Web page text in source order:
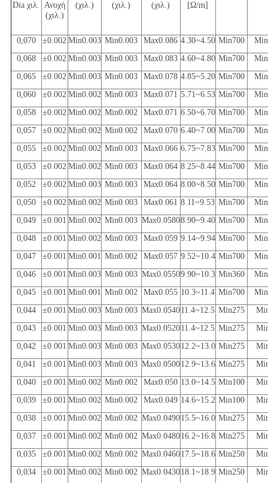
Dia χιλ. Ανοχή
(χιλ.)
(χιλ.) (χιλ.) (χιλ.) [Ω/m]
0,070 ±0.002 Min0.003 Min0.003 Max0.086 4.30~4.50 Min700
0,068
±0.002 Min0.003 Min0.003 Max0.083 4.60~4.80 Min700
0,065
±0.002 Min0.003 Min0.003 Max0.078 4.85~5.20 Min700
0,060
±0.002 Min0.002 Min0.003 Max0.071 5.71~6.53 Min700
0,058
±0.002 Min0.002 Min0.002 Max0.071 6.50~6.70 Min700
0,057
±0.002 Min0.002 Min0.002 Max0.070 6.40~7.00 Min700
0,055
±0.002 Min0.002 Min0.003 Max0.066 6.75~7.83 Min700
0,053
±0.002 Min0.002 Min0.003 Max0.064 8.25~8.44 Min700
0,052
±0.002 Min0.003 Min0.003 Max0.064 8.00~8.50 Min700
0,050
±0.002 Min0.002 Min0.003 Max0.061 8.11~9.53 Min700
0,049
±0.001 Min0.002 Min0.003 Max0.05808.90~9.40 Min700
0,048
±0.001 Min0.002 Min0.003 Max0.059 9.14~9.94 Min700
0,047
±0.001 Min0.001 Min0.002 Max0.057 9.52~10.4 Min700
0,046
±0.001 Min0.003 Min0.003 Max0.05509.90~10.3 Min360
0,045
±0.001 Min0.001 Min0.002 Max0.055 10.3~11.4 Min700
0,044
±0.001 Min0.003 Min0.003 Max0.054011.4~12.5 Min275
0,043
±0.001 Min0.003 Min0.003 Max0.052011.4~12.5 Min275
0,042
±0.001 Min0.003 Min0.003 Max0.053012.2~13.0 Min275
0,041
±0.001 Min0.003 Min0.003 Max0.050012.9~13.6 Min275
0,040
±0.001 Min0.002 Min0.002 Max0.050 13.0~14.5 Min100
0,039
±0.001 Min0.002 Min0.002 Max0.049 14.6~15.2 Min100
0,038
±0.001 Min0.002 Min0.002 Max0.049015.5~16.0 Min275
0,037
±0.001 Min0.002 Min0.002 Max0.048016.2~16.8 Min275
0,035
±0.001 Min0.002 Min0.002 Max0.046017.5~18.6 Min250
0,034
±0.001 Min0.002 Min0.002 Max0.043018.1~18.9 Min250